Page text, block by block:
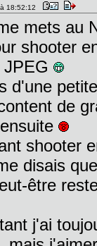
18:52:12
mets au
shooter
d'une
de
shooter
disais
être
j'ai